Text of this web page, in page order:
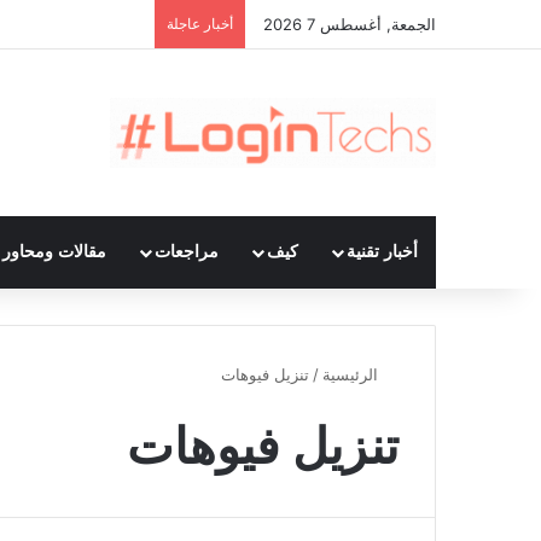
الجمعة, أغسطس 7 2026 أخبار عاجلة
أخبار تقنية كيف مراجعات مقالات ومحاور
الرئيسية / تنزيل فيوهات
تنزيل فيوهات